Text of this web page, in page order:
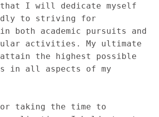
that I will dedicate myself
to striving for
both academic pursuits and
activities. My ultimate
the highest possible
in all aspects of my
taking the time to